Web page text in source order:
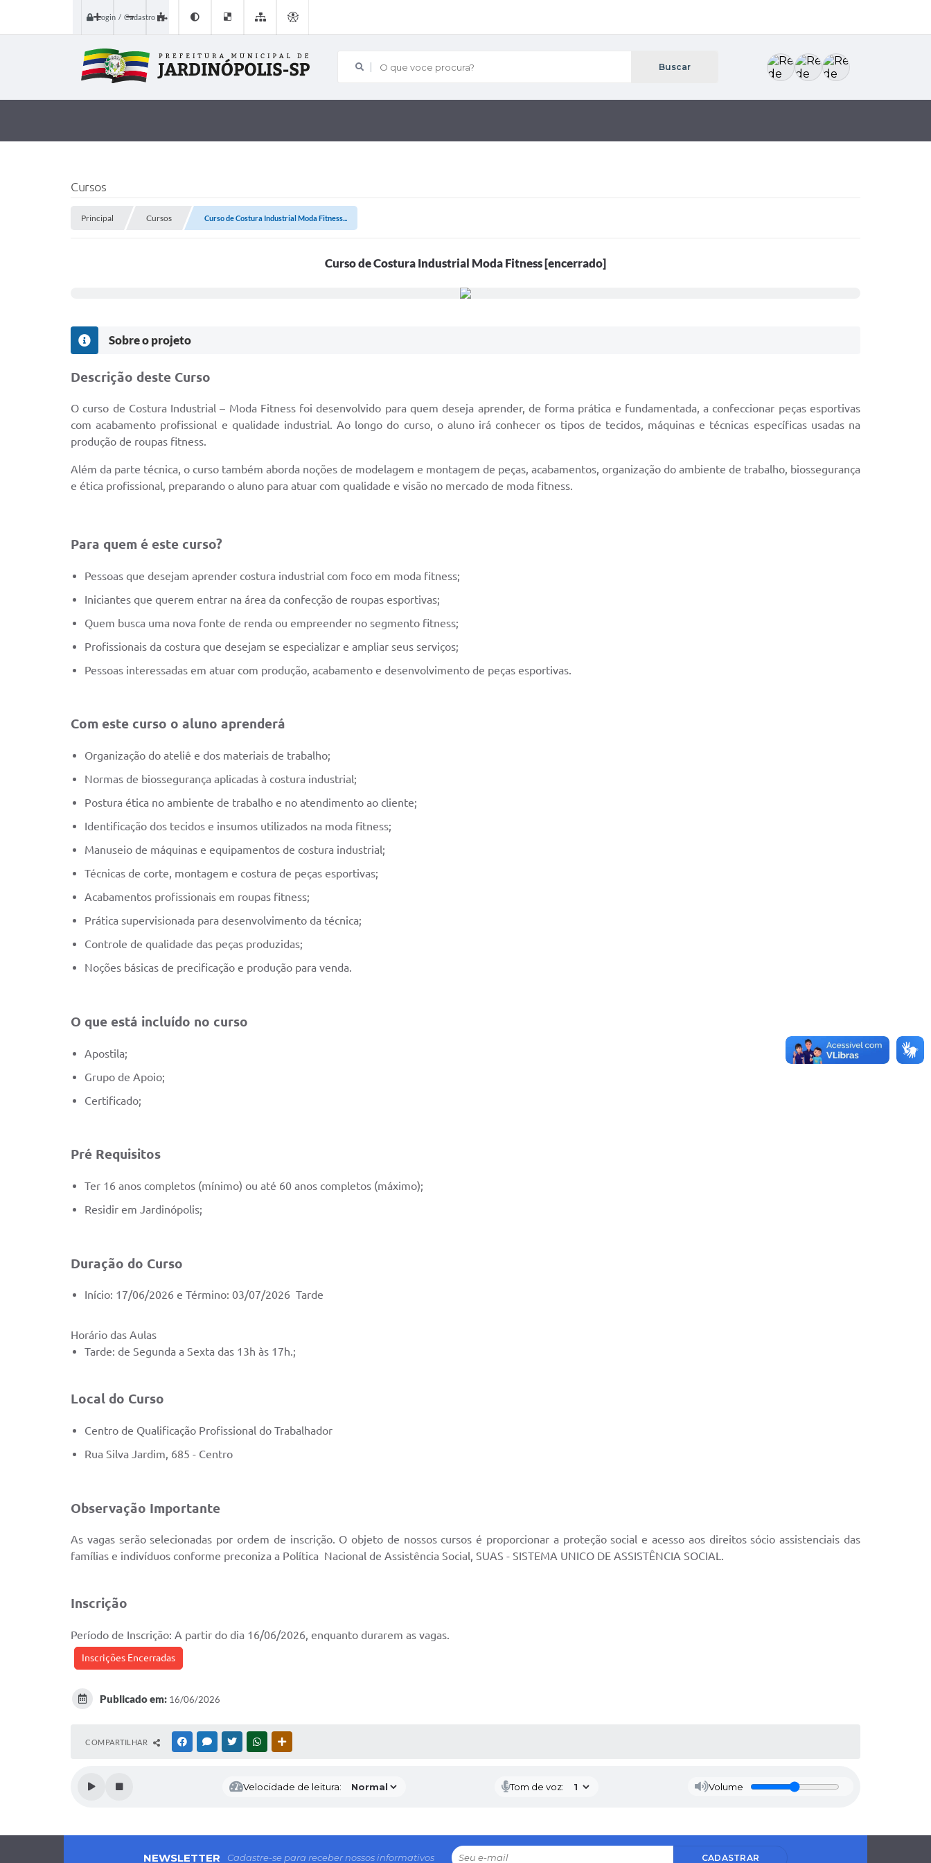
Login / Cadastro
O que voce procura?
Cursos
Principal Cursos Curso de Costura Industrial Moda Fitness...
Curso de Costura Industrial Moda Fitness [encerrado]
Sobre o projeto
Descrição deste Curso
O curso de Costura Industrial – Moda Fitness foi desenvolvido para quem deseja aprender, de forma prática e fundamentada, a confeccionar peças esportivas
com acabamento profissional e qualidade industrial. Ao longo do curso, o aluno irá conhecer os tipos de tecidos, máquinas e técnicas específicas usadas na
produção de roupas fitness.
Além da parte técnica, o curso também aborda noções de modelagem e montagem de peças, acabamentos, organização do ambiente de trabalho, biossegurança
e ética profissional, preparando o aluno para atuar com qualidade e visão no mercado de moda fitness.
Para quem é este curso?
Pessoas que desejam aprender costura industrial com foco em moda fitness;
Iniciantes que querem entrar na área da confecção de roupas esportivas;
Quem busca uma nova fonte de renda ou empreender no segmento fitness;
Profissionais da costura que desejam se especializar e ampliar seus serviços;
Pessoas interessadas em atuar com produção, acabamento e desenvolvimento de peças esportivas.
Com este curso o aluno aprenderá
Organização do ateliê e dos materiais de trabalho;
Normas de biossegurança aplicadas à costura industrial;
Postura ética no ambiente de trabalho e no atendimento ao cliente;
Identificação dos tecidos e insumos utilizados na moda fitness;
Manuseio de máquinas e equipamentos de costura industrial;
Técnicas de corte, montagem e costura de peças esportivas;
Acabamentos profissionais em roupas fitness;
Prática supervisionada para desenvolvimento da técnica;
Controle de qualidade das peças produzidas;
Noções básicas de precificação e produção para venda.
O que está incluído no curso
Apostila;
Grupo de Apoio;
Certificado;
Pré Requisitos
Ter 16 anos completos (mínimo) ou até 60 anos completos (máximo);
Residir em Jardinópolis;
Duração do Curso
Início: 17/06/2026 e Término: 03/07/2026 Tarde
Horário das Aulas
Tarde: de Segunda a Sexta das 13h às 17h.;
Local do Curso
Centro de Qualificação Profissional do Trabalhador
Rua Silva Jardim, 685 - Centro
Observação Importante
As vagas serão selecionadas por ordem de inscrição. O objeto de nossos cursos é proporcionar a proteção social e acesso aos direitos sócio assistenciais das
famílias e indivíduos conforme preconiza a Política Nacional de Assistência Social, SUAS - SISTEMA UNICO DE ASSISTÊNCIA SOCIAL.
Inscrição
Período de Inscrição: A partir do dia 16/06/2026, enquanto durarem as vagas.
Inscrições Encerradas
Publicado em: 16/06/2026
COMPARTILHAR FACEBOOKMESSENGER
TWITTERWHATSAPP
Velocidade de leitura: Tom de voz: Volume
NEWSLETTER Cadastre-se para receber nossos informativos CADASTRAR